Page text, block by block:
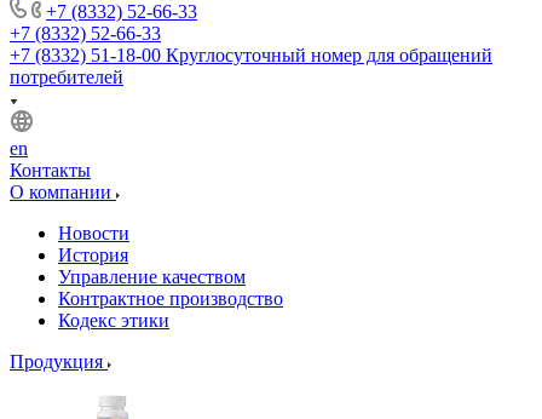
+7 (8332) 52-66-33
+7 (8332) 52-66-33
+7 (8332) 51-18-00 Круглосуточный номер для обращений
потребителей
en
Контакты
О компании
Новости
История
Управление качеством
Контрактное производство
Кодекс этики
Продукция